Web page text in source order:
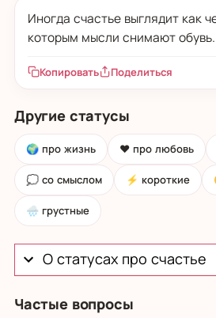
Иногда счастье выглядит как
которым мысли снимают обувь.
Копировать Поделиться
Другие статусы
🌍 про жизнь ❤️ про любовь
💭 со смыслом ⚡ короткие
🌧️ грустные
О статусах про счастье
Частые вопросы